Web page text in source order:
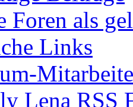
Foren als
Links
Lena RSS